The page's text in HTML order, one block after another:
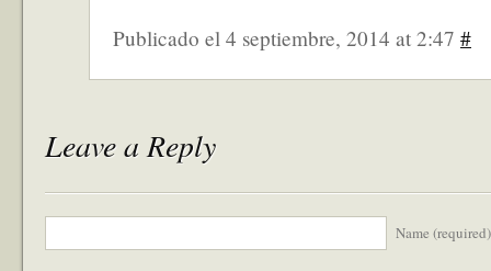
Publicado el 4 septiembre, 2014 at 2:47 #
Leave a Reply
Name (required)